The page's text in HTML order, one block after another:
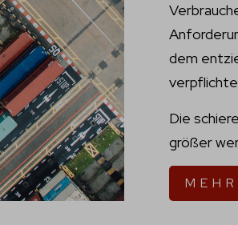
dem
Die
größer